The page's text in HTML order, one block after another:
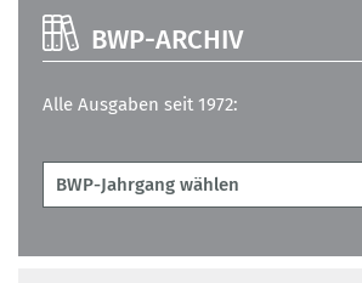
BWP-ARCHIV
Alle Ausgaben seit 1972: